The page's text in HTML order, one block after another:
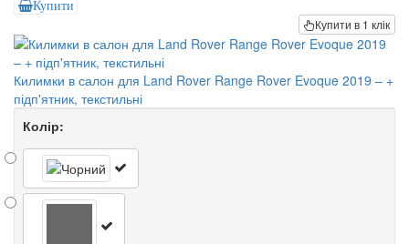
Купити
Купити в 1 клік
Килимки в салон для Land Rover Range Rover Evoque 2019 – +
підп'ятник, текстильні
Колір: